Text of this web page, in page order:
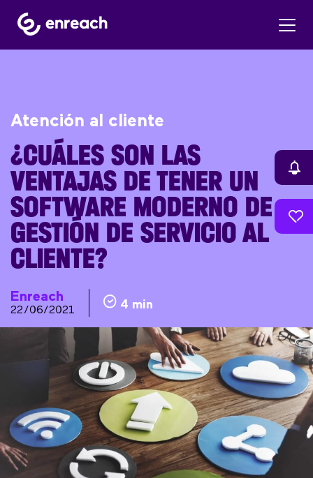
Atención al cliente
¿CUÁLES SON LAS
VENTAJAS DE TENER UN
SOFTWARE MODERNO DE
GESTIÓN DE SERVICIO AL
CLIENTE?
Enreach
22/06/2021 4 min